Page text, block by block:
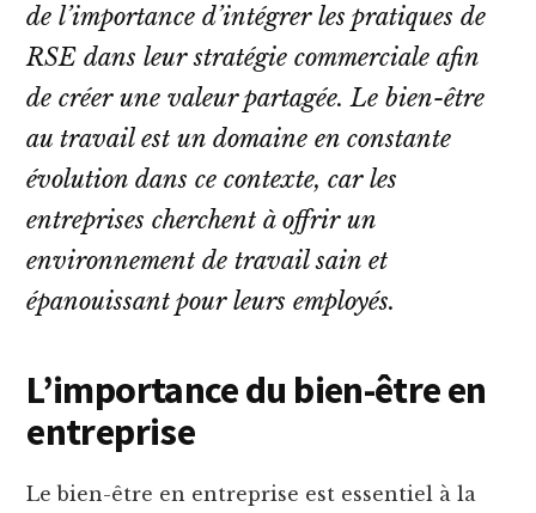
de l’importance d’intégrer les pratiques de
RSE dans leur stratégie commerciale afin
de créer une valeur partagée. Le bien-être
au travail est un domaine en constante
évolution dans ce contexte, car les
entreprises cherchent à offrir un
environnement de travail sain et
épanouissant pour leurs employés.
L’importance du bien-être en
entreprise
Le bien-être en entreprise est essentiel à la